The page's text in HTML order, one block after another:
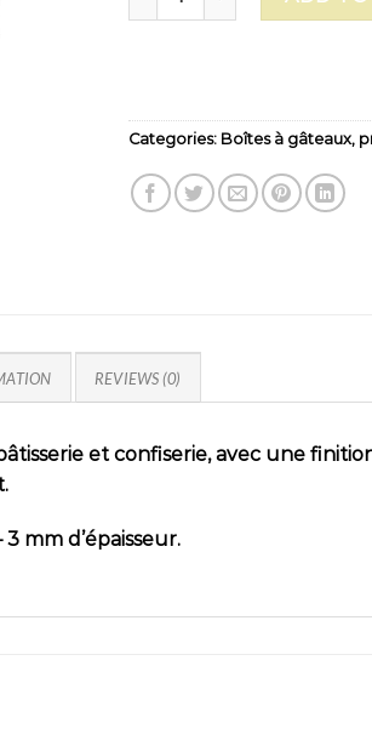
Categories: Boîtes à gâteaux,
REVIEWS (0)
et confiserie, avec une
mm d’épaisseur.